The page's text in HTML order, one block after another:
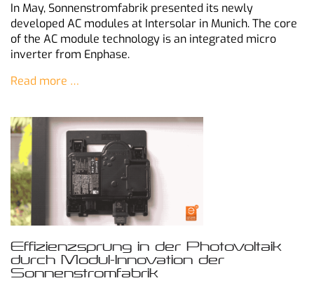
In May, Sonnenstromfabrik presented its newly
developed AC modules at Intersolar in Munich. The core
of the AC module technology is an integrated micro
inverter from Enphase.
Read more …
Effizienzsprung in der Photovoltaik
durch Modul-Innovation der
Sonnenstromfabrik